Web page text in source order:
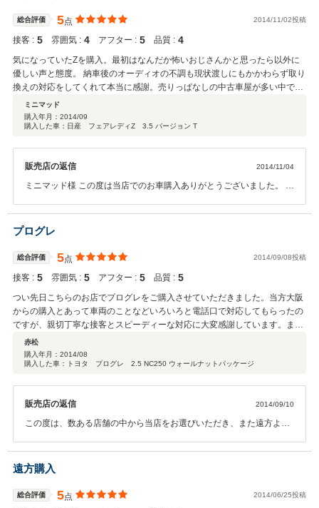
総合評価 5点 2014/11/02投稿
接客 : 5 雰囲気 : 4 アフター : 5 品質 : 4
気になっていたZを購入。最初はなんだか怖いおじさんかと思ったら以外に
優しい声と態度。 納車後のオーディオの不調も現状渡しにもかかわらず取り
換えの対応をしてくれて本当に感謝。売りっぱなしの中古車屋が多い中で見
上げたものだ。今後もここで気になる車があれば購入したい。
ミニマッド
購入年月： 2014/09
購入した車：日産 フェアレディZ 3.5 バージョン T
販売店の返信 2014/11/04
ミニマッド様 この度は当店でのお車購入ありがとうございました。 ま
も、何かありましたらお気軽にご連絡ください。
プログレ
総合評価 5点 2014/09/08投稿
接客 : 5 雰囲気 : 5 アフター : 5 品質 : 5
つい先日こちらのお店でプログレをご購入させていただきました。当方大阪
からの購入とあって車両のことなどいろいろと電話口で対応してもらったの
ですが、親切丁寧な接客とスピーディーな対応に大変感謝しています。また
機会が有りましたらぜひともこちらにご相談させていただきたいと思いま
す。
赤松
購入年月： 2014/08
購入した車：トヨタ プログレ 2.5 NC250 ウォールナットパッケージ
販売店の返信 2014/09/10
この度は、数ある店舗の中から当店をお選びいただき、また遠方より
りましたらご連絡ください。微力ではありますがお力になれればと思
います。
遠方購入
総合評価 5点 2014/06/25投稿